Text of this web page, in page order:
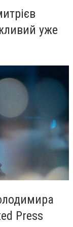
уже
Press